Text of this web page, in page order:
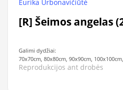
Eurika Urbonavičiūtė
[R] Šeimos angelas
Galimi dydžiai:
70x70cm, 80x80cm, 90x90cm,
Reprodukcijos ant drobės